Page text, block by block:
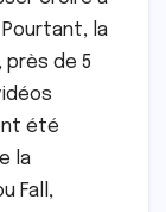
la
près de 5
été
la
Fall,